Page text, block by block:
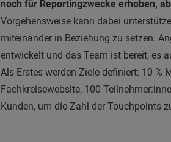
noch für Reportingzwecke erhoben,
Vorgehensweise kann dabei
miteinander in Beziehung zu setzen.
entwickelt und das Team ist bereit, es
Als Erstes werden Ziele definiert: 10 %
Fachkreisewebsite, 100
Kunden, um die Zahl der Touchpoints